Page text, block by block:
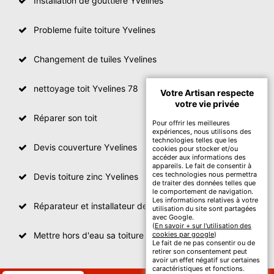
Probleme fuite toiture Yvelines
Changement de tuiles Yvelines
nettoyage toit Yvelines 78
Réparer son toit
Devis couverture Yvelines
Devis toiture zinc Yvelines
Réparateur et installateur de fenetre de toit Yvelines
Mettre hors d'eau sa toiture Yvelines
Votre Artisan respecte
votre vie privée
Pour offrir les meilleures
expériences, nous utilisons des
technologies telles que les
cookies pour stocker et/ou
accéder aux informations des
appareils. Le fait de consentir à
ces technologies nous permettra
de traiter des données telles que
le comportement de navigation.
Les informations relatives à votre
utilisation du site sont partagées
avec Google.
(En savoir + sur l'utilisation des
cookies par google)
Le fait de ne pas consentir ou de
retirer son consentement peut
avoir un effet négatif sur certaines
caractéristiques et fonctions.